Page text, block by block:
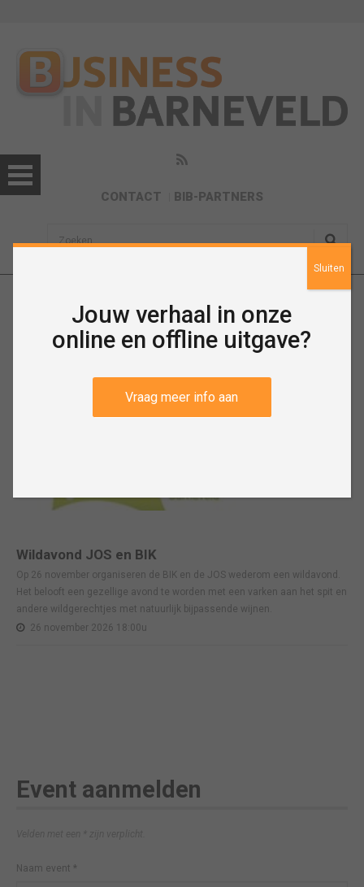
CONTACT BIB-PARTNERS
sisea.search
Agenda
Wildavond JOS en BIK
Op 26 november organiseren de BIK en de JOS wederom een wildavond.
Het belooft een gezellige avond te worden met een varken aan het spit en
andere wildgerechtjes met natuurlijk bijpassende wijnen.
26 november 2026 18:00u
Event aanmelden
Naam event *
Jouw verhaal in onze
online en offline uitgave?
Vraag meer info aan
Sluiten